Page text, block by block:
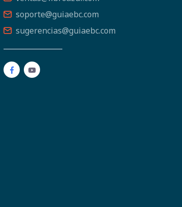
soporte@guiaebc.com
sugerencias@guiaebc.com